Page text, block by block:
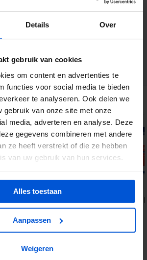
Details Over
gebruik van cookies
om content en advertenties te
functies voor social media te bieden
te analyseren. Ook delen we
gebruik van onze site met onze
media, adverteren en analyse. Deze
gegevens combineren met andere
ze heeft verstrekt of die ze hebben
van uw gebruik van hun services.
Alles toestaan
Aanpassen
Weigeren
ons een 9.1 op
-39%
- zwart
afmetingen
Remmers - Zwarte
GW-310